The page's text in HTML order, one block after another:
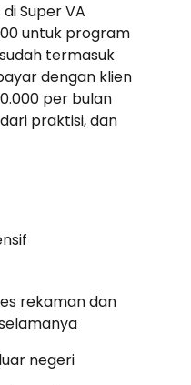
Super VA
untuk program
termasuk
dengan klien
per bulan
praktisi, dan
rekaman dan
negeri